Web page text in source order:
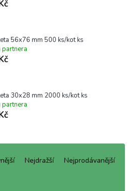
56x76 mm 500 ks/kot ks
partnera
30x28 mm 2000 ks/kot ks
partnera
Nejdražší Nejprodávanější